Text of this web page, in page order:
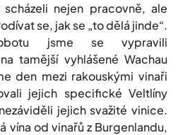
nejen pracovně, ale
se, jak se „to dělá jinde“.
jsme se vypravili
tamější vyhlášené Wachau
den mezi rakouskými vinaři
jejich specifické Veltlíny
jejich svažité vinice.
vína od vinařů z Burgenlandu,